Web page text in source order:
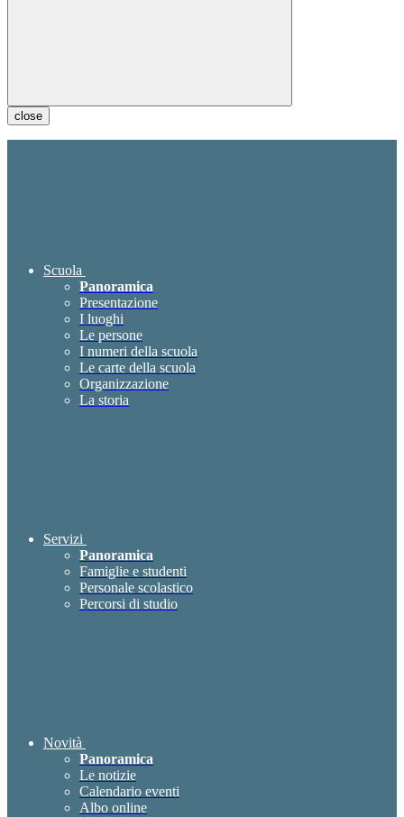
close
Scuola
Panoramica
Presentazione
I luoghi
Le persone
I numeri della scuola
Le carte della scuola
Organizzazione
La storia
Servizi
Panoramica
Famiglie e studenti
Personale scolastico
Percorsi di studio
Novità
Panoramica
Le notizie
Calendario eventi
Albo online